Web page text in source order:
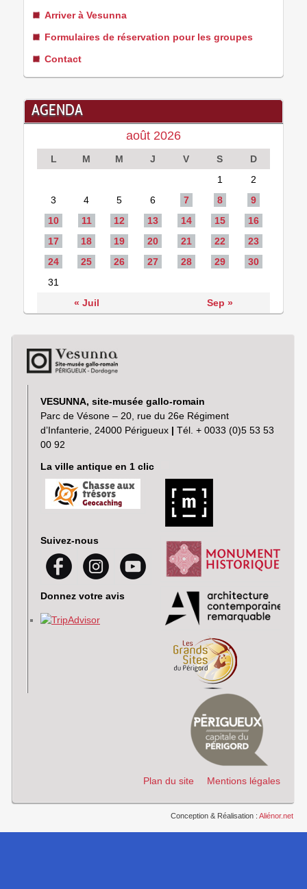
Arriver à Vesunna
Formulaires de réservation pour les groupes
Contact
AGENDA
août 2026
L M M J V S
D
1
2
3
4 5 6 7 8
9
10
11 12 13 14 15
16
17
18 19 20 21 22
23
24
25 26 27 28 29
30
31
« Juil
Sep »
VESUNNA, site-musée gallo-romain
Parc de Vésone – 20, rue du 26e Régiment
d’Infanterie, 24000 Périgueux | Tél. + 0033 (0)5 53 53
00 92
La ville antique en 1 clic
Suivez-nous
Donnez votre avis
Plan du site Mentions légales
Conception & Réalisation : Aliénor.net